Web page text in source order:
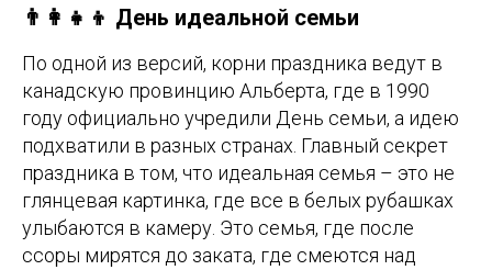
👨‍👩‍👧‍👦 День идеальной семьи
По одной из версий, корни праздника ведут в
канадскую провинцию Альберта, где в 1990
году официально учредили День семьи, а идею
подхватили в разных странах. Главный секрет
праздника в том, что идеальная семья – это не
глянцевая картинка, где все в белых рубашках
улыбаются в камеру. Это семья, где после
ссоры мирятся до заката, где смеются над